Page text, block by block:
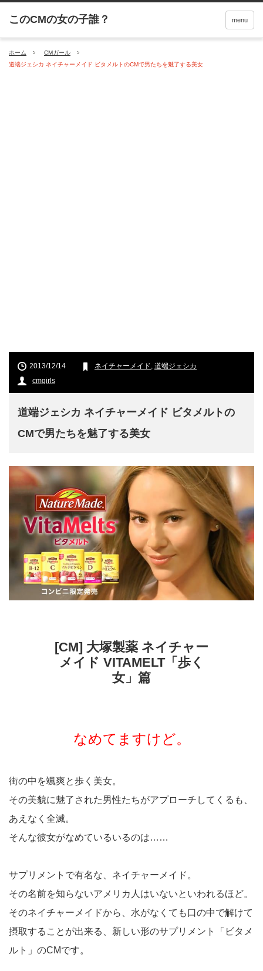
menu
ホーム
CMガール
道端ジェシカ ネイチャーメイド ビタメルトのCMで男たちを魅了する美女
2013/12/14 ネイチャーメイド, 道端ジェシカ
cmgirls
道端ジェシカ ネイチャーメイド ビタメルトの
CMで男たちを魅了する美女
[CM] 大塚製薬 ネイチャー
メイド VITAMELT「歩く
女」篇
なめてますけど。
街の中を颯爽と歩く美女。
その美貌に魅了された男性たちがアプローチしてくるも、
あえなく全滅。
そんな彼女がなめているいるのは……
サプリメントで有名な、ネイチャーメイド。
その名前を知らないアメリカ人はいないといわれるほど。
そのネイチャーメイドから、水がなくても口の中で解けて
摂取することが出来る、新しい形のサプリメント「ビタメ
ルト」のCMです。